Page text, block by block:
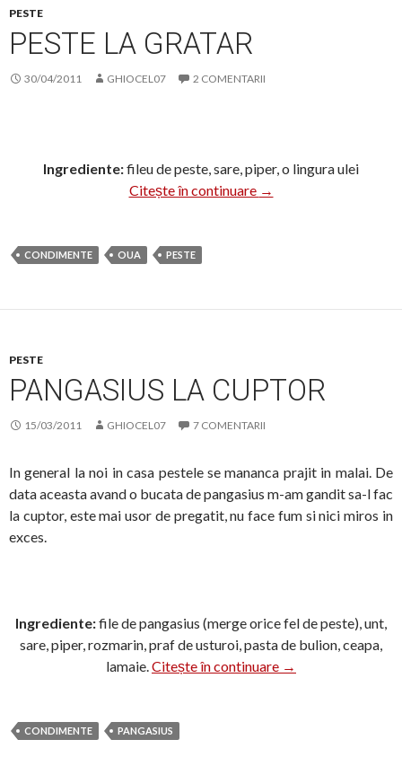
PESTE
PESTE LA GRATAR
30/04/2011 GHIOCEL07 2 COMENTARII
Ingrediente:fileu de peste, sare, piper, o lingura ulei
Citește în continuare Peste la gratar
→
CONDIMENTE OUA PESTE
PESTE
PANGASIUS LA CUPTOR
15/03/2011 GHIOCEL07 7 COMENTARII
In general la noi in casa pestele se mananca prajit in malai. De
data aceasta avand o bucata de pangasius m-am gandit sa-l fac
la cuptor, este mai usor de pregatit, nu face fum si nici miros in
exces.
Ingrediente:file de pangasius (merge orice fel de peste), unt,
sare, piper, rozmarin, praf de usturoi, pasta de bulion, ceapa,
lamaie.Citește în continuare Pangasius la cuptor
→
CONDIMENTE PANGASIUS